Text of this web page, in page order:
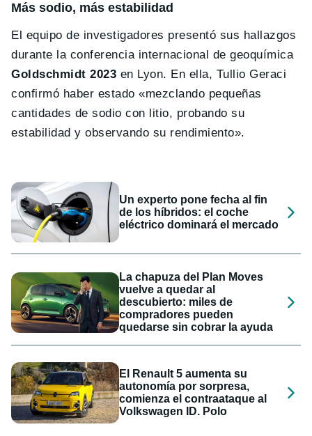
Más sodio, más estabilidad
El equipo de investigadores presentó sus hallazgos
durante la conferencia internacional de geoquímica
Goldschmidt 2023 en Lyon. En ella, Tullio Geraci
confirmó haber estado «mezclando pequeñas
cantidades de sodio con litio, probando su
estabilidad y observando su rendimiento».
Un experto pone fecha al fin
de los híbridos: el coche
eléctrico dominará el mercado
La chapuza del Plan Moves
vuelve a quedar al
descubierto: miles de
compradores pueden
quedarse sin cobrar la ayuda
El Renault 5 aumenta su
autonomía por sorpresa,
comienza el contraataque al
Volkswagen ID. Polo